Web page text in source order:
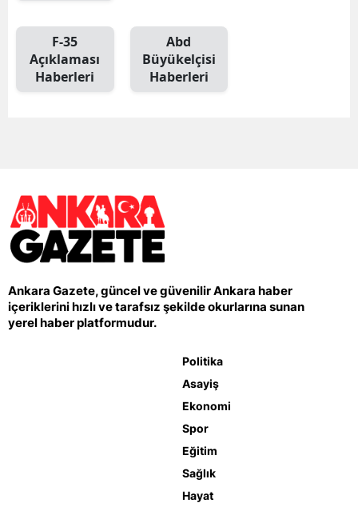
F-35
Açıklaması
Haberleri
Abd
Büyükelçisi
Haberleri
Ankara Gazete, güncel ve güvenilir Ankara haber
içeriklerini hızlı ve tarafsız şekilde okurlarına sunan
yerel haber platformudur.
Politika
Asayiş
Ekonomi
Spor
Eğitim
Sağlık
Hayat